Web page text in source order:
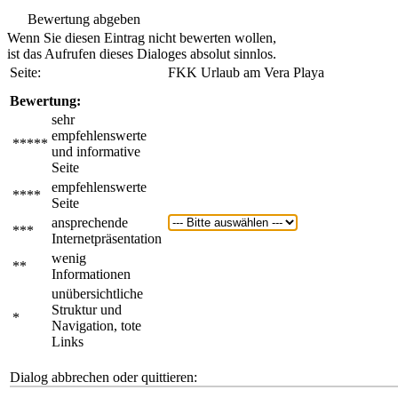
Bewertung abgeben
Wenn Sie diesen Eintrag nicht bewerten wollen,
ist das Aufrufen dieses Dialoges absolut sinnlos.
Seite:
FKK Urlaub am Vera Playa
Bewertung:
*****
sehr
empfehlenswerte
und informative
Seite
****
empfehlenswerte
Seite
***
ansprechende
Internetpräsentation
**
wenig
Informationen
*
unübersichtliche
Struktur und
Navigation, tote
Links
Dialog abbrechen oder quittieren: